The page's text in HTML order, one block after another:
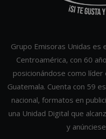
Grupo Emisoras Unidas
Centroamérica, con 60
posicionándose como líder
Guatemala. Cuenta con 59
nacional, formatos en
una Unidad Digital que
y